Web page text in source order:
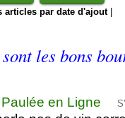
articles par date d'ajout|
les bons
en Ligne